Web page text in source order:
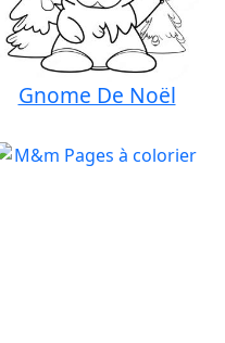
Gnome De Noël